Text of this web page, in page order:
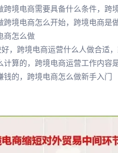
境电商需要具备什么条件，
跨境电商怎么开始，跨境电商
商怎么做
，跨境电商运营什么人做合适
算的，跨境电商运营工作内
的，跨境电商怎么做新手入门